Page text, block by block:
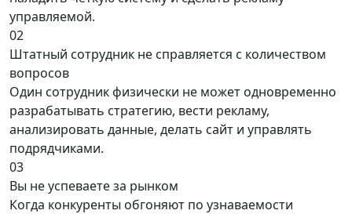
управляемой.
02
Штатный сотрудник не справляется с количеством
вопросов
Один сотрудник физически не может одновременно
разрабатывать стратегию, вести рекламу,
анализировать данные, делать сайт и управлять
подрядчиками.
03
Вы не успеваете за рынком
Когда конкуренты обгоняют по узнаваемости